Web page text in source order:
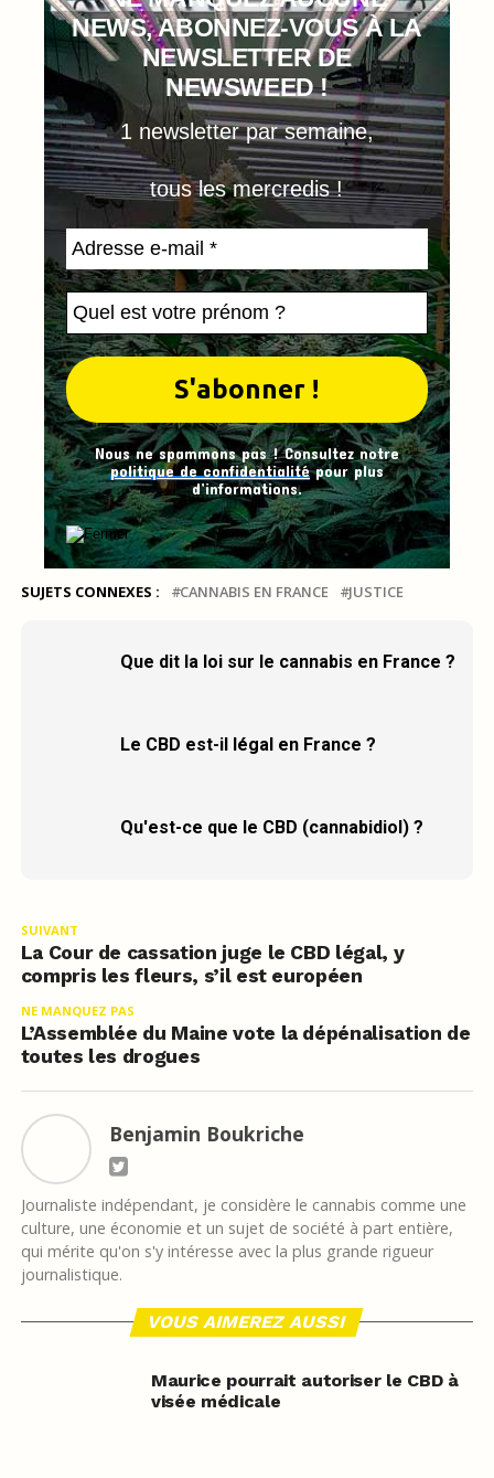
NEWS, ABONNEZ-VOUS À LA
NEWSLETTER DE
NEWSWEED !
1 newsletter par semaine,
tous les mercredis !
Nous ne spammons pas ! Consultez notre
politique de confidentialitépour plus
d’informations.
SUJETS CONNEXES : CANNABIS EN FRANCE JUSTICE
Que dit la loi sur le cannabis en France ?
Le CBD est-il légal en France ?
Qu'est-ce que le CBD (cannabidiol) ?
SUIVANT
La Cour de cassation juge le CBD légal, y
compris les fleurs, s’il est européen
NE MANQUEZ PAS
L’Assemblée du Maine vote la dépénalisation de
toutes les drogues
Benjamin Boukriche
Journaliste indépendant, je considère le cannabis comme une
culture, une économie et un sujet de société à part entière,
qui mérite qu'on s'y intéresse avec la plus grande rigueur
journalistique.
VOUS AIMEREZ AUSSI
Maurice pourrait autoriser le CBD à
visée médicale